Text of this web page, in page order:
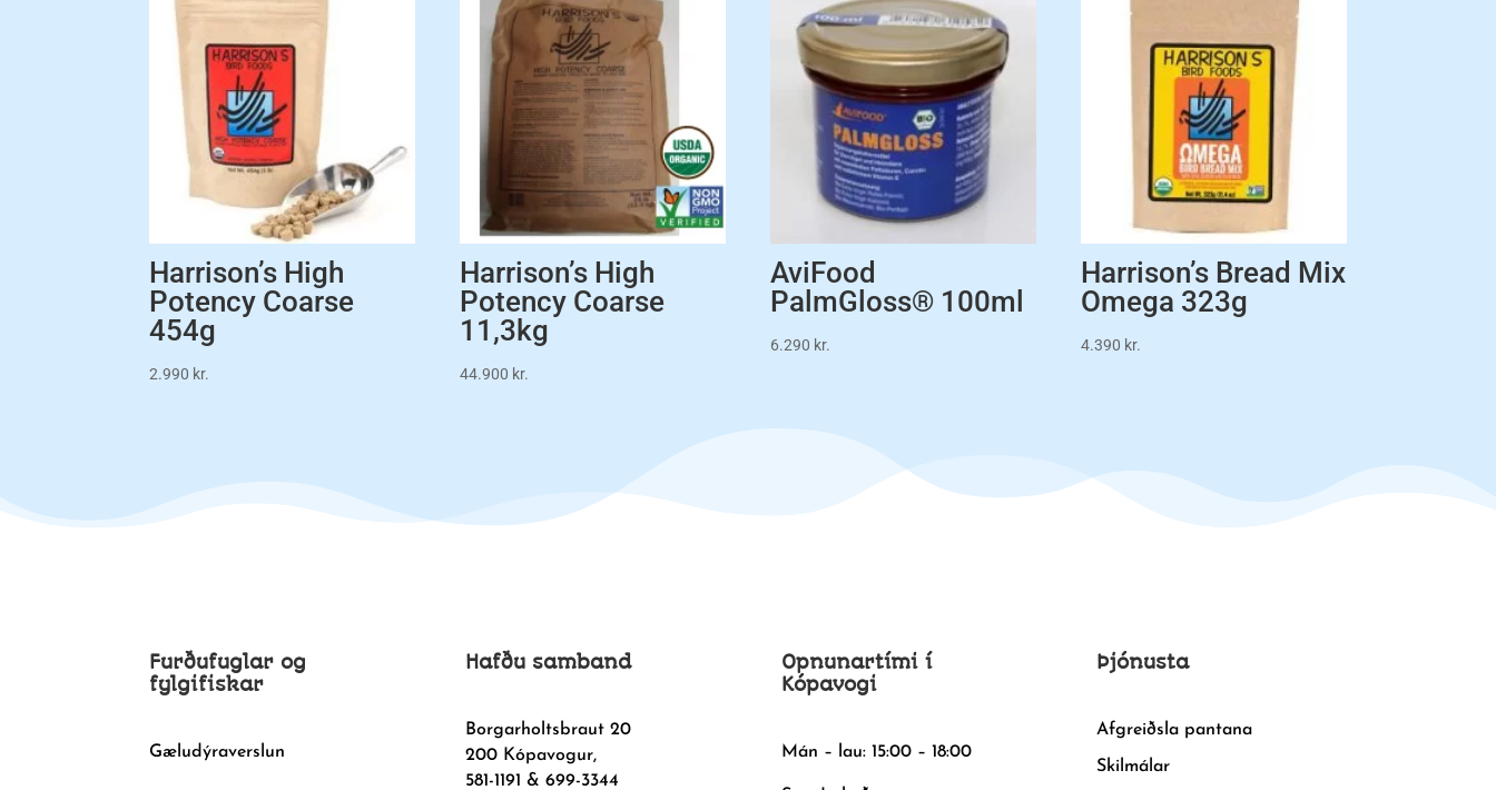
Harrison’s High
Potency Coarse
454g
2.990 kr.
Harrison’s High
Potency Coarse
11,3kg
44.900 kr.
AviFood
PalmGloss® 100ml
6.290 kr.
Harrison’s Bread Mix
Omega 323g
4.390 kr.
Furðufuglar og
fylgifiskar
Gæludýraverslun
Hafðu samband
Borgarholtsbraut 20
200 Kópavogur,
581-1191 & 699-3344
Opnunartími í
Kópavogi
Mán – lau: 15:00 – 18:00
Þjónusta
Afgreiðsla pantana
Skilmálar